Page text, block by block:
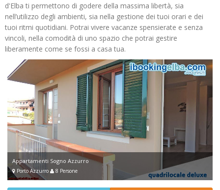
d'Elba ti permettono di godere della massima libertà, sia
nell’utilizzo degli ambienti, sia nella gestione dei tuoi orari e dei
tuoi ritmi quotidiani. Potrai vivere vacanze spensierate e senza
vincoli, nella comodità di uno spazio che potrai gestire
liberamente come se fossi a casa tua.
Appartamenti Sogno Azzurro
Porto Azzurro 8 Persone